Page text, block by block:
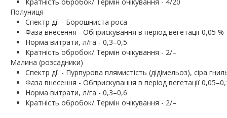
Кратність обробок/ Термін очікування - 4/20
Полуниця
Спектр дії - Борошниста роса
Фаза внесення - Обприскування в період вегетації 0,05 %
Норма витрати, л/га - 0,3–0,5
Кратність обробок/ Термін очікування - 2/–
Малина (розсадники)
Спектр дії - Пурпурова плямистість (дідімельоз), сіра
Фаза внесення - Обприскування в період вегетації
Норма витрати, л/га - 0,3–0,6
Кратність обробок/ Термін очікування - 2/–